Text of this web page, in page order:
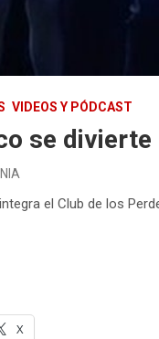
VIDEOS Y PÓDCAST
se divierte
el Club de los
X